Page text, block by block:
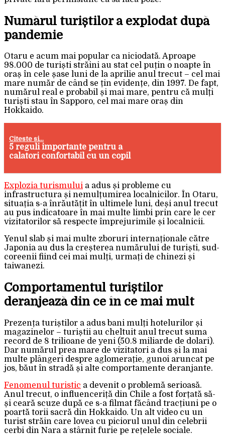
Numărul turiștilor a explodat după
pandemie
Otaru e acum mai popular ca niciodată. Aproape
98.000 de turiști străini au stat cel puțin o noapte în
oraș în cele șase luni de la aprilie anul trecut – cel mai
mare număr de când se țin evidențe, din 1997. De fapt,
numărul real e probabil și mai mare, pentru că mulți
turiști stau în Sapporo, cel mai mare oraș din
Hokkaido.
Citeste si...
5 reguli importante pentru a
calatori confortabil cu un copil
Explozia turismului a adus și probleme cu
infrastructura și nemulțumirea localnicilor. În Otaru,
situația s-a înrăutățit în ultimele luni, deși anul trecut
au pus indicatoare în mai multe limbi prin care le cer
vizitatorilor să respecte împrejurimile și localnicii.
Yenul slab și mai multe zboruri internaționale către
Japonia au dus la creșterea numărului de turiști, sud-
coreenii fiind cei mai mulți, urmați de chinezi și
taiwanezi.
Comportamentul turiștilor
deranjează din ce în ce mai mult
Prezența turiștilor a adus bani mulți hotelurilor și
magazinelor – turiștii au cheltuit anul trecut suma
record de 8 trilioane de yeni (50.8 miliarde de dolari).
Dar numărul prea mare de vizitatori a dus și la mai
multe plângeri despre aglomerație, gunoi aruncat pe
jos, băut în stradă și alte comportamente deranjante.
Fenomenul turistic a devenit o problemă serioasă.
Anul trecut, o influenceriță din Chile a fost forțată să-
și ceară scuze după ce s-a filmat făcând tracțiuni pe o
poartă torii sacră din Hokkaido. Un alt video cu un
turist străin care lovea cu piciorul unul din celebrii
cerbi din Nara a stârnit furie pe rețelele sociale.